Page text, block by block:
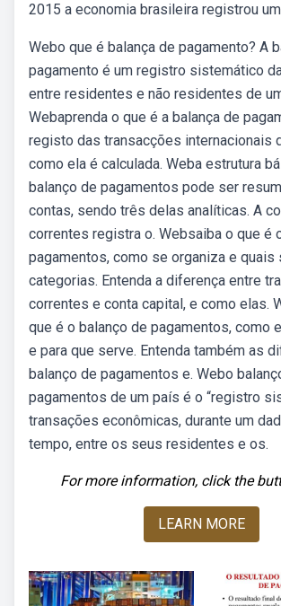
2015 a economia brasileira registrou
Webo que é balança de pagamento? A
pagamento é um registro sistemático
entre residentes e não residentes de
Webaprenda o que é a balança de
registo das transacções internacionais
como ela é calculada. Weba estrutura
balanço de pagamentos pode ser
contas, sendo três delas analíticas. A
correntes registra o. Websaiba o que é
pagamentos, como se organiza e quais
categorias. Entenda a diferença entre
correntes e conta capital, e como elas.
que é o balanço de pagamentos, como
e para que serve. Entenda também as
balanço de pagamentos e. Webo
pagamentos de um país é o “registro
transações econômicas, durante um
tempo, entre os seus residentes e os.
For more information, click the
LEARN MORE